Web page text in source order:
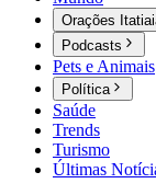
Orações
Podcasts
Pets e Animais
Política
Saúde
Trends
Turismo
Últimas